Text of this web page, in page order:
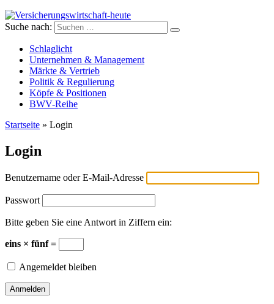
Versicherungswirtschaft-heute
Suche nach:
Schlaglicht
Unternehmen & Management
Märkte & Vertrieb
Politik & Regulierung
Köpfe & Positionen
BWV-Reihe
Startseite » Login
Login
Benutzername oder E-Mail-Adresse
Passwort
Bitte geben Sie eine Antwort in Ziffern ein:
eins × fünf =
Angemeldet bleiben